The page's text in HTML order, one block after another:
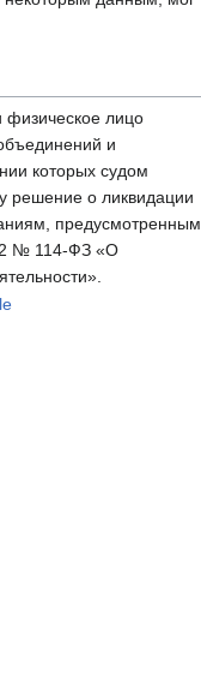
лицо
и
которых судом
решение о ликвидации
предусмотренным
№ 114-ФЗ «О